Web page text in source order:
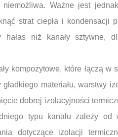
Ważne jest
strat ciepła i kondensacji
hałas niż kanały sztywne,
kompozytowe, które łączą w
materiału, warstwy
dobrej izolacyjności
typu kanału zależy od
dotyczące izolacji